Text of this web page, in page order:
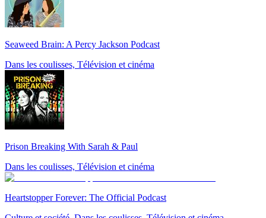
Seaweed Brain: A Percy Jackson Podcast
Dans les coulisses, Télévision et cinéma
Prison Breaking With Sarah & Paul
Dans les coulisses, Télévision et cinéma
Heartstopper Forever: The Official Podcast